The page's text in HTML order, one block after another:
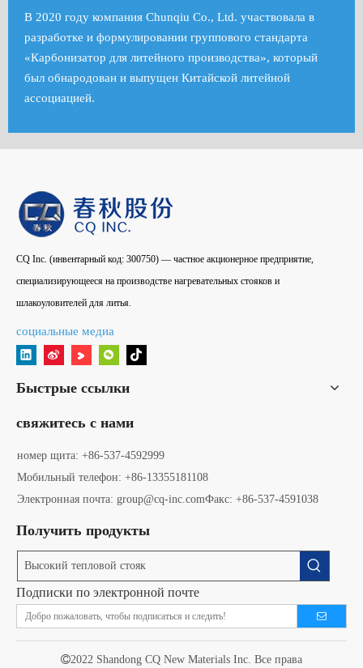
В 2020 году компания Chunqiu Co., Ltd. участвовала в
разработке и формулировании группового стандарта
«Карбонизатор для литейного производства», который
был обнародован и выпущен Китайской литейной
ассоциацией.
CQ Inc. (инвентарный код: 300750) — частное акционерное предприятие,
специализирующееся на производстве нагревательных стояков и
шлакоуловителей для литья.
социальные медиа
Быстрые ссылки
свяжитесь с нами
номер щита: +86-537-4592999
Мобильный телефон: +86-13355181108
Электронная почта: group@cq-inc.comФакс: +86-537-4591038
Получить продукты
Подписки по электронной почте
2022 Shandong CQ New Materials Inc. Все права